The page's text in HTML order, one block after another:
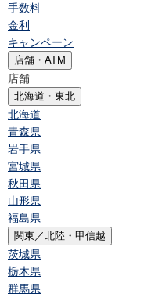
手数料
金利
キャンペーン
店舗・ATM
店舗
北海道・東北
北海道
青森県
岩手県
宮城県
秋田県
山形県
福島県
関東／北陸・甲信越
茨城県
栃木県
群馬県